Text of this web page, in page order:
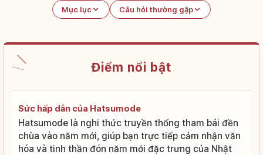
Mục lục Câu hỏi thường gặp
Điểm nổi bật
Sức hấp dẫn của Hatsumode
Hatsumode là nghi thức truyền thống tham bái đền
chùa vào năm mới, giúp bạn trực tiếp cảm nhận văn
hóa và tinh thần đón năm mới đặc trưng của Nhật